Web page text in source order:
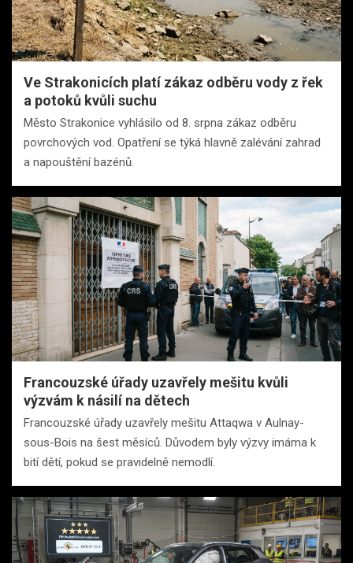
Ve Strakonicích platí zákaz odběru vody z řek
a potoků kvůli suchu
Město Strakonice vyhlásilo od 8. srpna zákaz odběru
povrchových vod. Opatření se týká hlavně zalévání zahrad
a napouštění bazénů.
Francouzské úřady uzavřely mešitu kvůli
výzvám k násilí na dětech
Francouzské úřady uzavřely mešitu Attaqwa v Aulnay-
sous-Bois na šest měsíců. Důvodem byly výzvy imáma k
bití dětí, pokud se pravidelně nemodlí.